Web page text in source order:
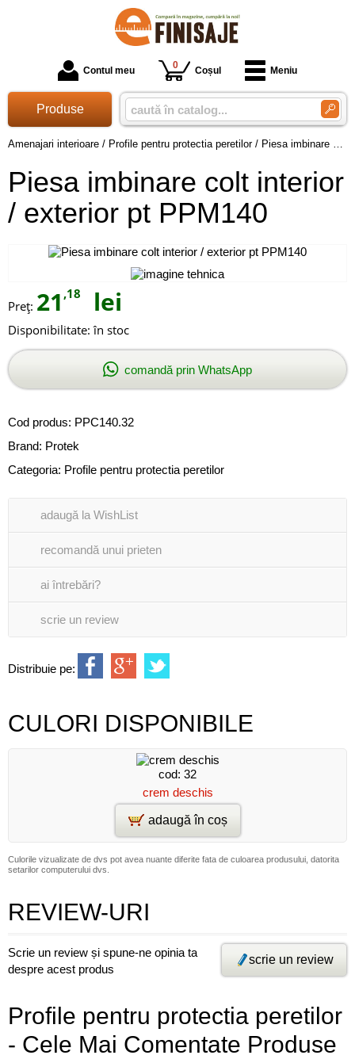
Contul meu 0 Coșul Meniu
Produse
Amenajari interioare / Profile pentru protectia peretilor/ Piesa imbinare colt interior / exterior pt PPM140
Piesa imbinare colt interior
/ exterior pt PPM140
Preţ: 21 ,18 lei
Disponibilitate: în stoc
comandă prin WhatsApp
Cod produs: PPC140.32
Brand: Protek
Categoria: Profile pentru protectia peretilor
adaugă la WishList
recomandă unui prieten
ai întrebări?
scrie un review
Distribuie pe:
CULORI DISPONIBILE
cod: 32
crem deschis
adaugă în coș
Culorile vizualizate de dvs pot avea nuante diferite fata de culoarea produsului, datorita
setarilor computerului dvs.
REVIEW-URI
Scrie un review și spune-ne opinia ta
despre acest produs
scrie un review
Profile pentru protectia peretilor
- Cele Mai Comentate Produse